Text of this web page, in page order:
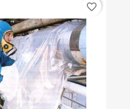
favorite_border